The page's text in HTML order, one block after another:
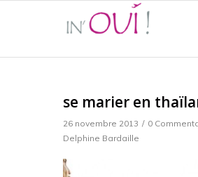
se marier en
26 novembre 2013 / 0
Delphine Bardaille